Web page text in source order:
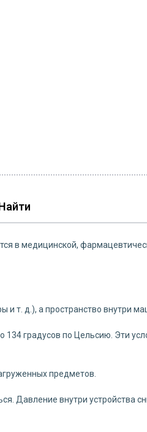
в медицинской,
т. д.), а пространство внутри
134 градусов по Цельсию. Эти
предметов.
Давление внутри устройства